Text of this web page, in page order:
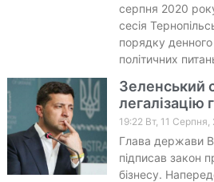
серпня 2020
сесія
порядку
політичних
Зеленський
легалізацію
19:22 Вт, 11 Серпня,
Глава держави
підписав закон
бізнесу.